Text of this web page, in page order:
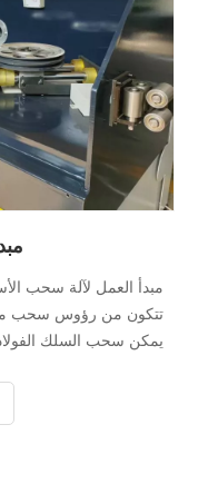
مبدأ العمل لآلة سحب
تتكون من رؤوس سحب
يمكن سحب السلك